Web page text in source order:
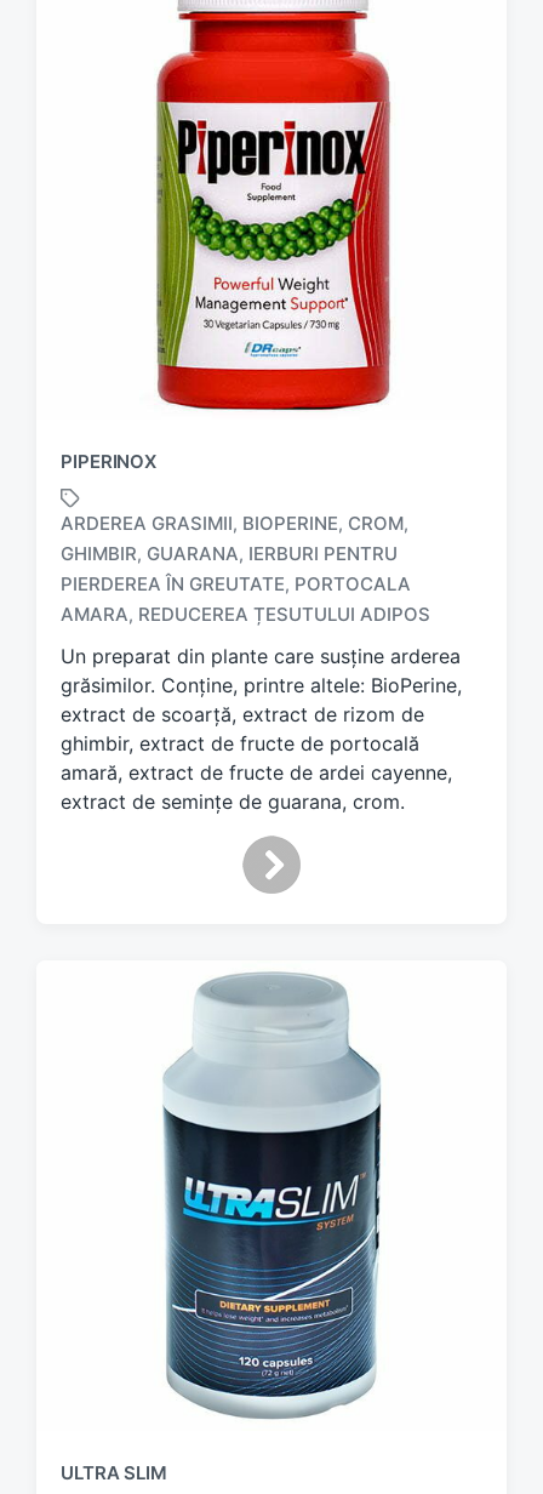
PIPERINOX
a
g
g
d
w
i
t
h
ARDEREA GRASIMII, BIOPERINE, CROM,
GHIMBIR, GUARANA, IERBURI PENTRU
PIERDEREA ÎN GREUTATE, PORTOCALA
AMARA, REDUCEREA ȚESUTULUI ADIPOS
Un preparat din plante care susține arderea
grăsimilor. Conține, printre altele: BioPerine,
extract de scoarță, extract de rizom de
ghimbir, extract de fructe de portocală
amară, extract de fructe de ardei cayenne,
extract de semințe de guarana, crom.
ULTRA SLIM